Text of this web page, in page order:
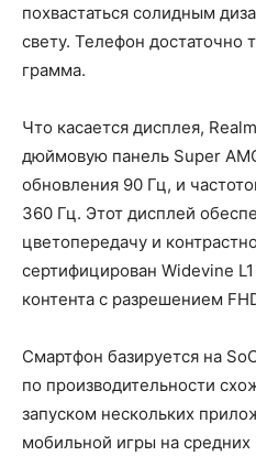
похвастаться солидным
свету. Телефон достаточно
грамма.
Что касается дисплея,
дюймовую панель Super
обновления 90 Гц, и
360 Гц. Этот дисплей
цветопередачу и
сертифицирован Widevine
контента с разрешением
Смартфон базируется на
по производительности
запуском нескольких
мобильной игры на